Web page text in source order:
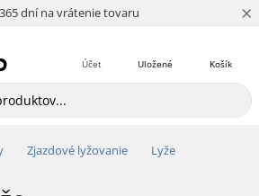
365 dní na vrátenie tovaru
4.8 z 5 ×
Košík
Uložené
Účet
Zjazdové lyžovanie
Lyže